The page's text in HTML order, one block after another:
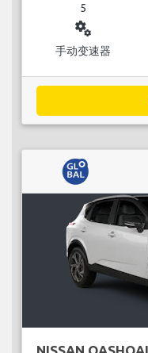
5
miscellaneous_services
手动变速器
NISSAN QASHQAI